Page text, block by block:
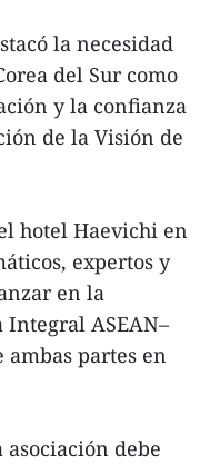
la necesidad
del Sur como
y la confianza
de la Visión de
hotel Haevichi en
expertos y
en la
ASEAN–
ambas partes en
debe